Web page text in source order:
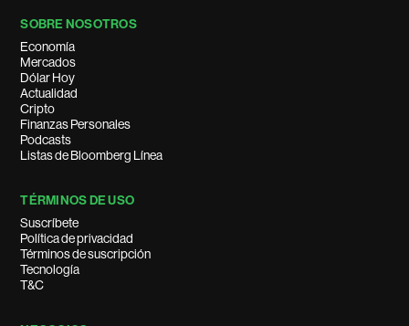
SOBRE NOSOTROS
Economía
Mercados
Dólar Hoy
Actualidad
Cripto
Finanzas Personales
Podcasts
Listas de Bloomberg Línea
TÉRMINOS DE USO
Suscríbete
Política de privacidad
Términos de suscripción
Tecnología
T&C